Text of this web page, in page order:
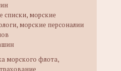
списки, морские
морские персоналии
морского флота,